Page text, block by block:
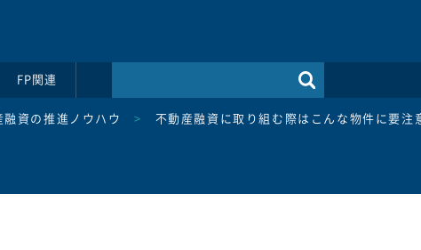
FP関連
資の推進ノウハウ > 不動産融資に取り組む際はこんな物件に要注